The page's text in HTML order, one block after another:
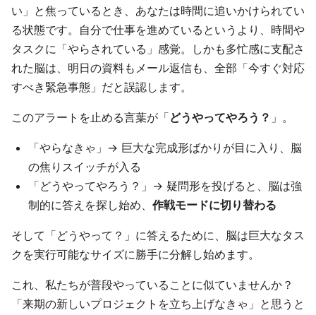
い」と焦っているとき、あなたは時間に追いかけられてい
る状態です。自分で仕事を進めているというより、時間や
タスクに「やらされている」感覚。しかも多忙感に支配さ
れた脳は、明日の資料もメール返信も、全部「今すぐ対応
すべき緊急事態」だと誤認します。
このアラートを止める言葉が「どうやってやろう？ 」。
「やらなきゃ」→ 巨大な完成形ばかりが目に入り、脳
の焦りスイッチが入る
「どうやってやろう？」→ 疑問形を投げると、脳は強
制的に答えを探し始め、 作戦モードに切り替わる
そして「どうやって？」に答えるために、脳は巨大なタス
クを実行可能なサイズに勝手に分解し始めます。
これ、私たちが普段やっていることに似ていませんか？
「来期の新しいプロジェクトを立ち上げなきゃ」と思うと